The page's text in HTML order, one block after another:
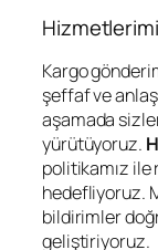
Kargo
şeffaf ve
aşamada
yürütüyoruz.
politikamız ile
hedefliyoruz.
bildirimler
geliştiriyoruz.